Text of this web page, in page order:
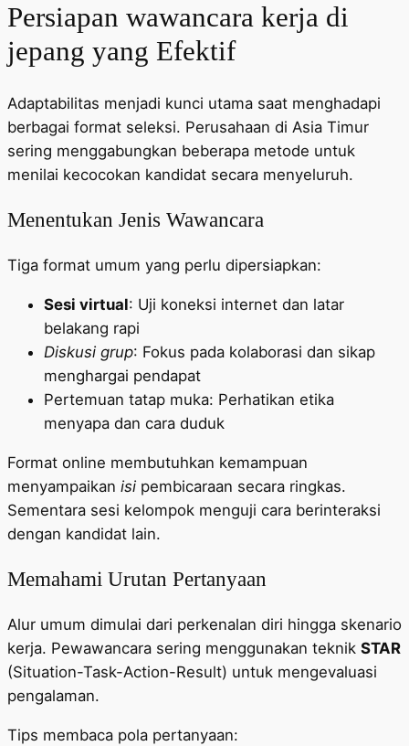
Persiapan wawancara kerja di
jepang yang Efektif
Adaptabilitas menjadi kunci utama saat menghadapi
berbagai format seleksi. Perusahaan di Asia Timur
sering menggabungkan beberapa metode untuk
menilai kecocokan kandidat secara menyeluruh.
Menentukan Jenis Wawancara
Tiga format umum yang perlu dipersiapkan:
Sesi virtual: Uji koneksi internet dan latar
belakang rapi
Diskusi grup: Fokus pada kolaborasi dan sikap
menghargai pendapat
Pertemuan tatap muka: Perhatikan etika
menyapa dan cara duduk
Format online membutuhkan kemampuan
menyampaikan isi pembicaraan secara ringkas.
Sementara sesi kelompok menguji cara berinteraksi
dengan kandidat lain.
Memahami Urutan Pertanyaan
Alur umum dimulai dari perkenalan diri hingga skenario
kerja. Pewawancara sering menggunakan teknik STAR
(Situation-Task-Action-Result) untuk mengevaluasi
pengalaman.
Tips membaca pola pertanyaan: